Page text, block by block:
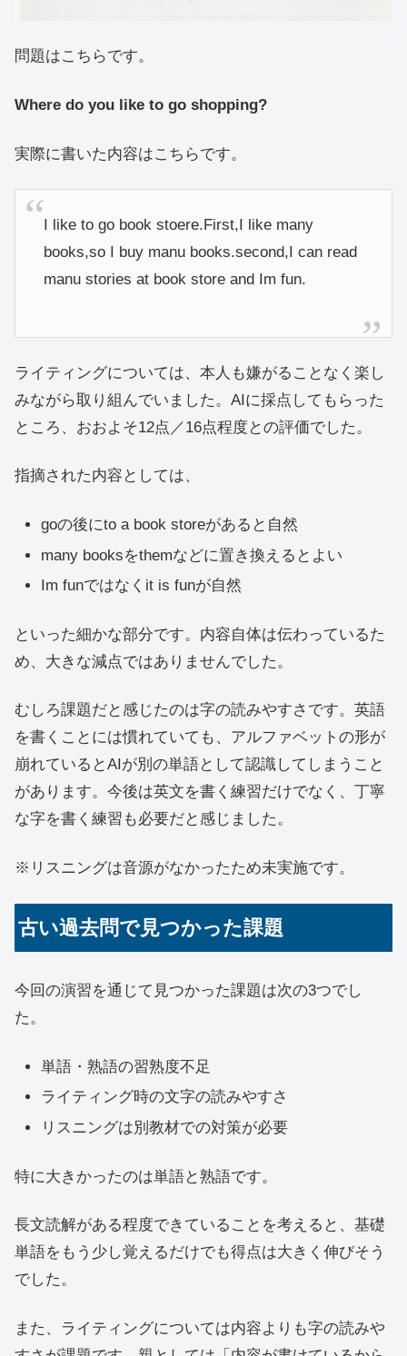
問題はこちらです。
Where do you like to go shopping?
実際に書いた内容はこちらです。
I like to go book stoere.First,I like many
books,so I buy manu books.second,I can read
manu stories at book store and Im fun.
ライティングについては、本人も嫌がることなく楽し
みながら取り組んでいました。AIに採点してもらった
ところ、おおよそ12点／16点程度との評価でした。
指摘された内容としては、
goの後にto a book storeがあると自然
many booksをthemなどに置き換えるとよい
Im funではなくit is funが自然
といった細かな部分です。内容自体は伝わっているた
め、大きな減点ではありませんでした。
むしろ課題だと感じたのは字の読みやすさです。英語
を書くことには慣れていても、アルファベットの形が
崩れているとAIが別の単語として認識してしまうこと
があります。今後は英文を書く練習だけでなく、丁寧
な字を書く練習も必要だと感じました。
※リスニングは音源がなかったため未実施です。
古い過去問で見つかった課題
今回の演習を通じて見つかった課題は次の3つでし
た。
単語・熟語の習熟度不足
ライティング時の文字の読みやすさ
リスニングは別教材での対策が必要
特に大きかったのは単語と熟語です。
長文読解がある程度できていることを考えると、基礎
単語をもう少し覚えるだけでも得点は大きく伸びそう
でした。
また、ライティングについては内容よりも字の読みや